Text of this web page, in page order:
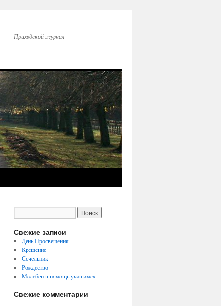
Приходской журнал
Свежие записи
День Просвещения
Крещение
Сочельник
Рождество
Молебен в помощь учащимся
Свежие комментарии